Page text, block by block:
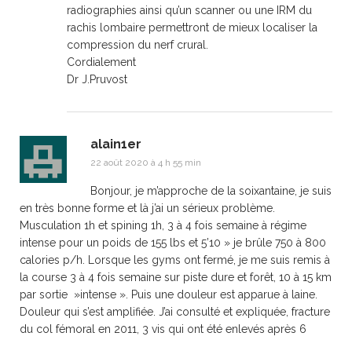
radiographies ainsi qu’un scanner ou une IRM du
rachis lombaire permettront de mieux localiser la
compression du nerf crural.
Cordialement
Dr J.Pruvost
alain1er
22 août 2020 à 4 h 55 min
Bonjour, je m’approche de la soixantaine, je suis
en très bonne forme et là j’ai un sérieux problème.
Musculation 1h et spining 1h, 3 à 4 fois semaine à régime
intense pour un poids de 155 lbs et 5’10 » je brûle 750 à 800
calories p/h. Lorsque les gyms ont fermé, je me suis remis à
la course 3 à 4 fois semaine sur piste dure et forêt, 10 à 15 km
par sortie »intense ». Puis une douleur est apparue à laine.
Douleur qui s’est amplifiée. J’ai consulté et expliquée, fracture
du col fémoral en 2011, 3 vis qui ont été enlevés après 6